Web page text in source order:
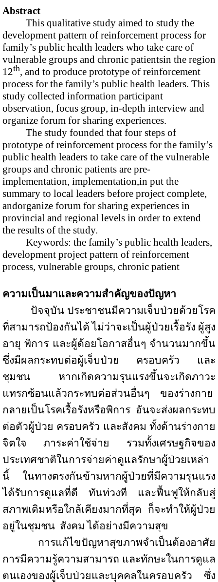
Abstract
This qualitative study aimed to study the
development pattern of reinforcement process for
family’s public health leaders who take care of
vulnerable groups and chronic patientsin the region
12th, and to produce prototype of reinforcement
process for the family’s public health leaders. This
study collected information participant
observation, focus group, in-depth interview and
organize forum for sharing experiences.
The study founded that four steps of
prototype of reinforcement process for the family’s
public health leaders to take care of the vulnerable
groups and chronic patients are pre-
implementation, implementation,in put the
summary to local leaders before project complete,
andorganize forum for sharing experiences in
provincial and regional levels in order to extend
the results of the study.
Keywords: the family’s public health leaders,
development project pattern of reinforcement
process, vulnerable groups, chronic patient
ความเป็นมาและความสำคัญของปัญหา
ปัจจุบัน ประชาชนมีความเจ็บป่วยด้วยโรค
ที่สามารถป้องกันได้ ไม่ว่าจะเป็นผู้ป่วยเรื้อรัง ผู้สูง
อายุ พิการ และผู้ด้อยโอกาสอื่นๆ จำนวนมากขึ้น
ซึ่งมีผลกระทบต่อผู้เจ็บป่วย ครอบครัว และ
ชุมชน
หากเกิดความรุนแรงขึ้นจะเกิดภาวะ
แทรกซ้อนแล้วกระทบต่อส่วนอื่นๆ ของร่างกาย
กลายเป็นโรคเรื้อรังหรือพิการ อันจะส่งผลกระทบ
ต่อตัวผู้ป่วย ครอบครัว และสังคม ทั้งด้านร่างกาย
จิตใจ ภาระค่าใช้จ่าย รวมทั้งเศรษฐกิจของ
ประเทศชาติในการจ่ายค่าดูแลรักษาผู้ป่วยเหล่า
นี้ ในทางตรงกันข้ามหากผู้ป่วยที่มีความรุนแรง
ได้รับการดูแลที่ดี ทันท่วงที และฟื้นฟูให้กลับสู่
สภาพเดิมหรือใกล้เคียงมากที่สุด ก็จะทำให้ผู้ป่วย
อยู่ในชุมชน สังคม ได้อย่างมีความสุข
การแก้ไขปัญหาสุขภาพจำเป็นต้องอาศัย
การมีความรู้ความสามารถ และทักษะในการดูแล
ตนเองของผู้เจ็บป่วยและบุคคลในครอบครัว
ซึ่ง